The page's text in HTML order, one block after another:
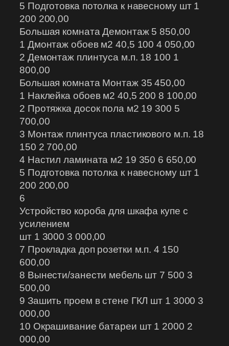
5 Подготовка потолка к навесному шт 1
200 200,00
Большая комната Демонтаж 5 850,00
1 Дмонтаж обоев м2 40,5 100 4 050,00
2 Демонтаж плинтуса м.п. 18 100 1
800,00
Большая комната Монтаж 35 450,00
1 Наклейка обоев м2 40,5 200 8 100,00
2 Протяжка досок пола м2 19 300 5
700,00
3 Монтаж плинтуса пластикового м.п. 18
150 2 700,00
4 Настил ламината м2 19 350 6 650,00
5 Подготовка потолка к навесному шт 1
200 200,00
6
Устройство короба для шкафа купе с
усилением
шт 1 3000 3 000,00
7 Прокладка доп розетки м.п. 4 150
600,00
8 Вынести/занести мебель шт 7 500 3
500,00
9 Зашить проем в стене ГКЛ шт 1 3000 3
000,00
10 Окрашивание батареи шт 1 2000 2
000,00